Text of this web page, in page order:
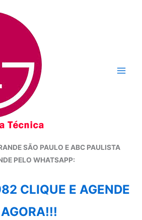
SÃO PAULO E ABC PAULISTA
PELO WHATSAPP:
CLIQUE E AGENDE
AGORA!!!